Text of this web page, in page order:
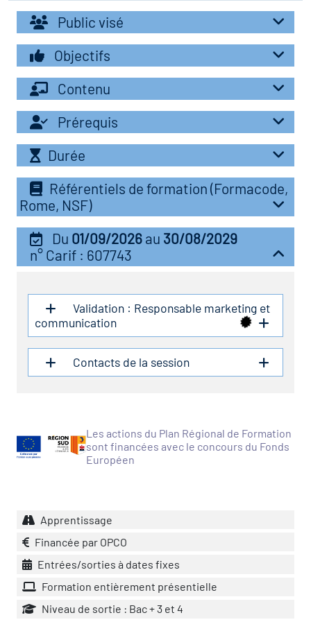
les métiers
clés métiers et
lieu d'information ou
des métiers en
des transitions
de l'Economie
Solidaire (ESS)
du secteur sanitaire
de l'Industrie
emploi-formation
des secteurs(en
construction)
Public visé
Objectifs
Contenu
Prérequis
Durée
Référentiels de formation (Formacode,
Rome, NSF)
Du 01/09/2026 au 30/08/2029
n° Carif : 607743
Validation : Responsable marketing et
communication
Contacts de la session
Les actions du Plan Régional de Formation
sont financées avec le concours du Fonds
Européen
Apprentissage
Financée par OPCO
Entrées/sorties à dates fixes
Formation entièrement présentielle
Niveau de sortie : Bac + 3 et 4